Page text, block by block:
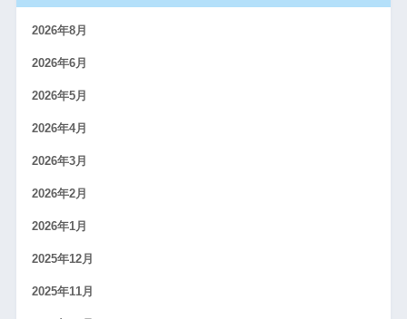
2026年8月
2026年6月
2026年5月
2026年4月
2026年3月
2026年2月
2026年1月
2025年12月
2025年11月